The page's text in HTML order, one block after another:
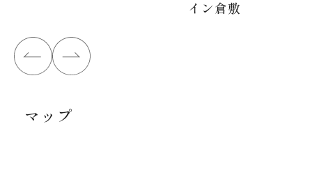
イン倉敷
マップ